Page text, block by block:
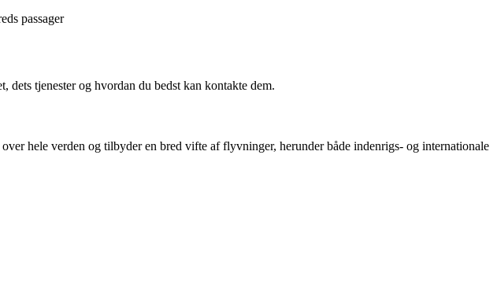
passager
tjenester og hvordan du bedst kan kontakte dem.
hele verden og tilbyder en bred vifte af flyvninger, herunder både indenrigs- og internationale